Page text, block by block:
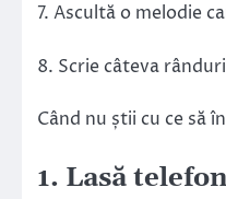
7. Ascultă o melodie
8. Scrie câteva rânduri
Când nu știi cu ce să
1. Lasă